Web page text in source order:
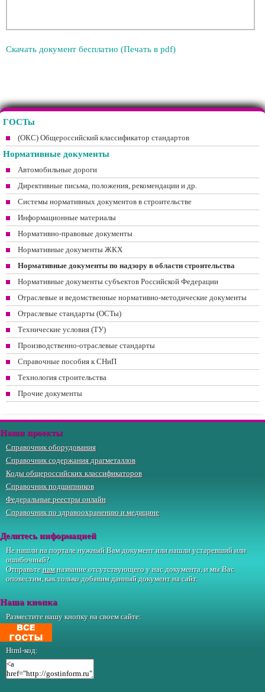
Скачать документ бесплатно (Печать в pdf)
ГОСТы
(ОКС) Общероссийский классификатор стандартов
Нормативные документы
Автомобильные дороги
Директивные письма, положения, рекомендации и др.
Системы нормативных документов в строительстве
Информационные материалы
Нормативно-правовые документы
Нормативные документы ЖКХ
Нормативные документы по надзору в области строительства
Нормативные документы субъектов Российской Федерации
Отраслевые и ведомственные нормативно-методические документы
Отраслевые стандарты (ОСТы)
Технические условия (ТУ)
Производственно-отраслевые стандарты
Справочные пособия к СНиП
Технология строительства
Прочие документы
Наши проекты
Справочник оборудования
Справочник содержания драгметаллов
Коды общероссийских классификаторов
Справочник подшипников
Федеральные реестры онлайн
Справочник по здравоохранению и медицине
Делитесь информацией
Не нашли на портале нужный Вам документ или нашли устаревший или
ошибочный?
Отправьтенамназвание отсутствующего у нас документа, и мы Вас
оповестим, как только добавим данный документ на сайт.
Наша кнопка
Разместите нашу кнопку на своем сайте:
Html-код: